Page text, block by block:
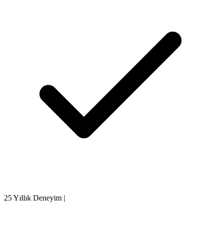
25 Yıllık Deneyim |